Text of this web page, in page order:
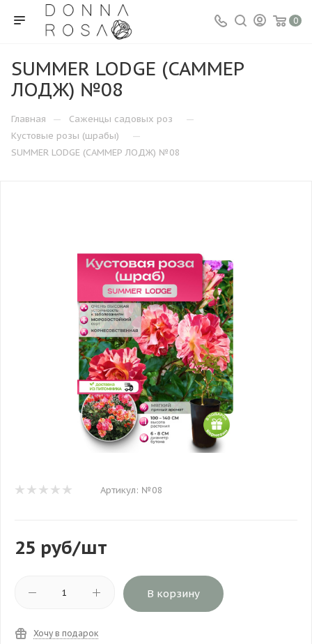
0
SUMMER LODGE (САММЕР
ЛОДЖ) №08
Главная — Саженцы садовых роз —
Кустовые розы (шрабы) —
SUMMER LODGE (САММЕР ЛОДЖ) №08
Артикул: №08
25 руб/шт
В корзину
Хочу в подарок